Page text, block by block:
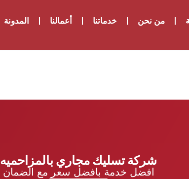
من نحن خدماتنا أعمالنا المدونة
شركة تسليك مجاري بالمزاحميه
افضل خدمة بافضل سعر مع الضمان